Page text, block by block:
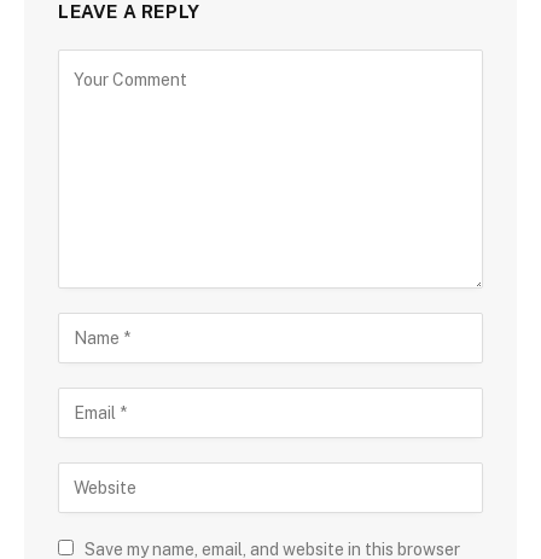
LEAVE A REPLY
Save my name, email, and website in this browser